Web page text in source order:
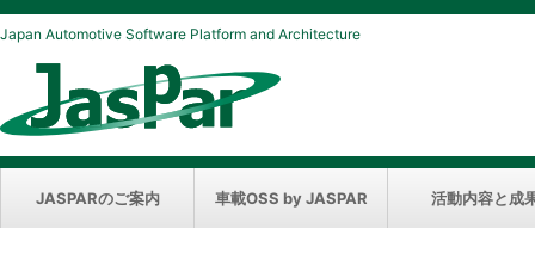
Japan Automotive Software Platform and Architecture
JASPARのご案内 車載OSS by JASPAR 活動内容と成